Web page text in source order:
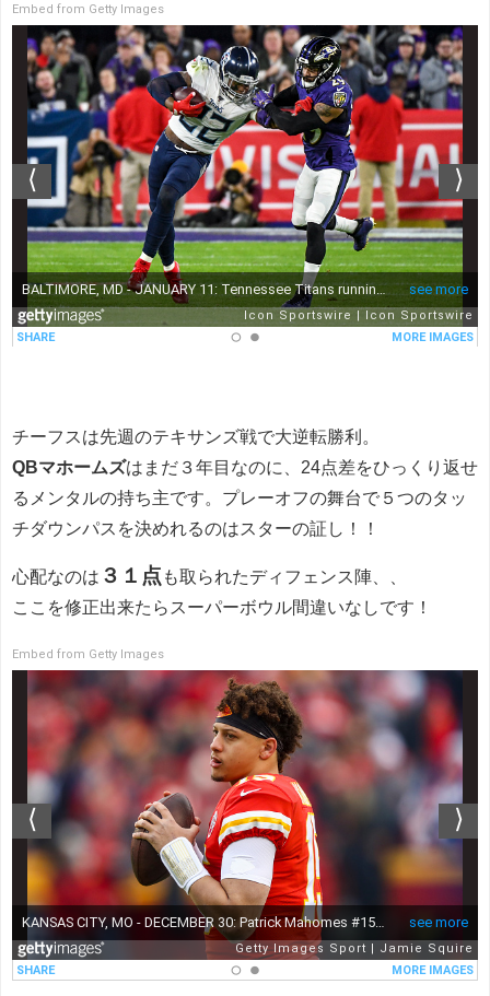
Embed from Getty Images
チーフスは先週のテキサンズ戦で大逆転勝利。
QBマホームズはまだ３年目なのに、24点差をひっくり返せ
るメンタルの持ち主です。プレーオフの舞台で５つのタッ
チダウンパスを決めれるのはスターの証し！！
心配なのは ３１点 も取られたディフェンス陣、、
ここを修正出来たらスーパーボウル間違いなしです！
Embed from Getty Images